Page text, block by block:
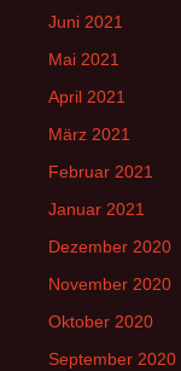
Juni 2021
Mai 2021
April 2021
März 2021
Februar 2021
Januar 2021
Dezember 2020
November 2020
Oktober 2020
September 2020